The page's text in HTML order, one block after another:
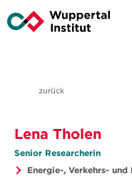
zurück
Lena Tholen
Senior Researcherin
Energie-, Verkehrs-